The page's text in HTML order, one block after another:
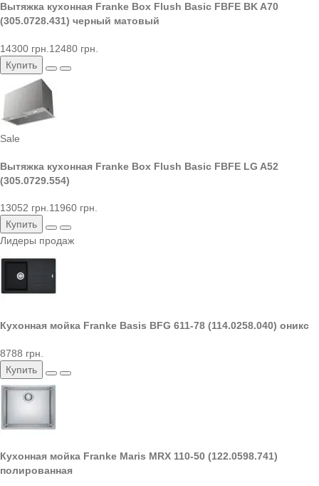
Вытяжка кухонная Franke Box Flush Basic FBFE BK A70
(305.0728.431) черный матовый
14300 грн. 12480 грн.
Купить
Sale
Вытяжка кухонная Franke Box Flush Basic FBFE LG A52
(305.0729.554)
13052 грн.11960 грн.
Купить
Лидеры продаж
Кухонная мойка Franke Basis BFG 611-78 (114.0258.040) оникс
8788 грн.
Купить
Кухонная мойка Franke Maris MRX 110-50 (122.0598.741)
полированная